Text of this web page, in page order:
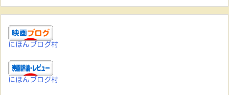
にほんブログ村
にほんブログ村